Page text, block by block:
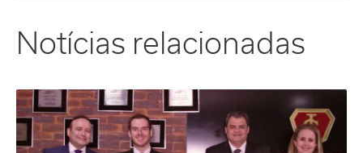
Notícias relacionadas